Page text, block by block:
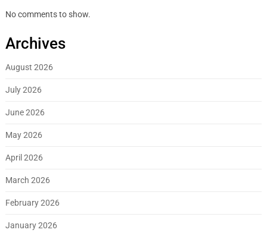
No comments to show.
Archives
August 2026
July 2026
June 2026
May 2026
April 2026
March 2026
February 2026
January 2026